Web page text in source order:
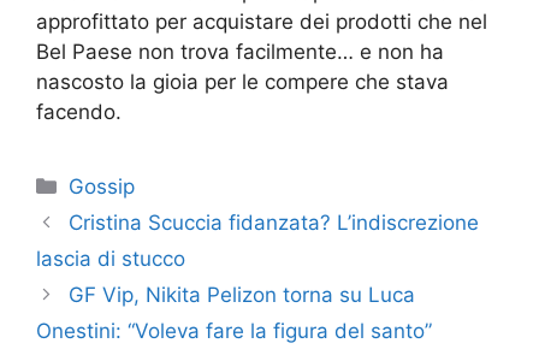
approfittato per acquistare dei prodotti che nel
Bel Paese non trova facilmente… e non ha
nascosto la gioia per le compere che stava
facendo.
Categorie
Gossip
Cristina Scuccia fidanzata? L’indiscrezione
lascia di stucco
GF Vip, Nikita Pelizon torna su Luca
Onestini: “Voleva fare la figura del santo”